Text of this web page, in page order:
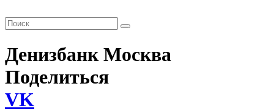
Денизбанк Москва
Поделиться
VK